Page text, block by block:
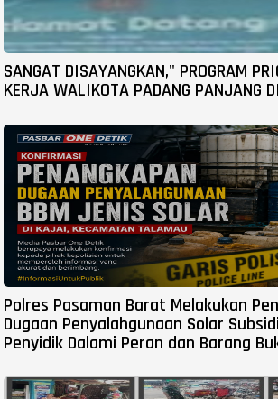
SANGAT DISAYANGKAN," PROGRAM
KERJA WALIKOTA PADANG PANJANG
Polres Pasaman Barat Melakukan
Dugaan Penyalahgunaan Solar
Penyidik Dalami Peran dan Barang